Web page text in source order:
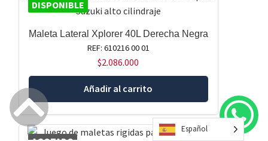
DISPONIBLE
Maleta Lateral Xplorer 40L Derecha Negra
REF: 610216 00 01
$2.086.000
Añadir al carrito
Español